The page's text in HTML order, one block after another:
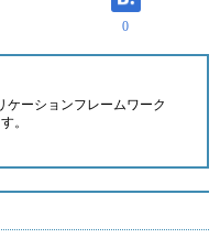
0
ケーションフレームワーク
。